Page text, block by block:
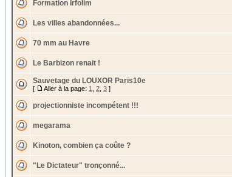
Formation Irfolim
Les villes abandonnées...
70 mm au Havre
Le Barbizon renait !
Sauvetage du LOUXOR Paris10e
[ Aller à la page: 1 2 3 ]
projectionniste incompétent !!!
megarama
Kinoton, combien ça coûte ?
"Le Dictateur" tronçonné...